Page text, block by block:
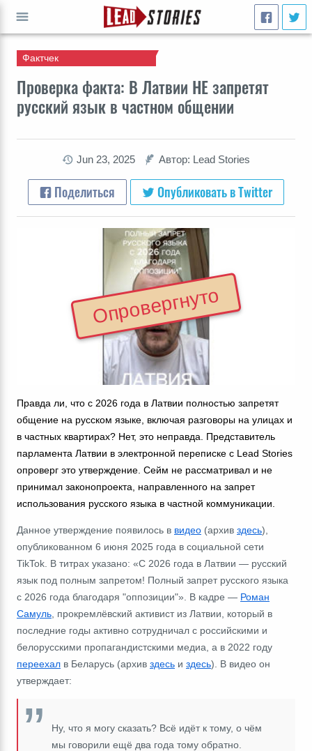
Проверка факта: В Латвии НЕ запретят
русский язык в частном общении
Фактчек
Jun 23, 2025 Автор: Lead Stories
Поделиться Опубликовать в Twitter
Опровергнуто
Правда ли, что с 2026 года в Латвии полностью запретят
общение на русском языке, включая разговоры на улицах и
в частных квартирах? Нет, это неправда. Представитель
парламента Латвии в электронной переписке с Lead Stories
опроверг это утверждение. Сейм не рассматривал и не
принимал законопроекта, направленного на запрет
использования русского языка в частной коммуникации.
Данное утверждение появилось в видео (архив здесь),
опубликованном 6 июня 2025 года в социальной сети
TikTok. В титрах указано: «С 2026 года в Латвии ― русский
язык под полным запретом! Полный запрет русского языка
с 2026 года благодаря "оппозиции"». В кадре ― Роман
Самуль , прокремлёвский активист из Латвии, который в
последние годы активно сотрудничал с российскими и
белорусскими пропагандистскими медиа, а в 2022 году
переехал в Беларусь (архив здесь и здесь). В видео он
утверждает:
Ну, что я могу сказать? Всё идёт к тому, о чём
мы говорили ещё два года тому обратно.
ПЕРЕЙТИ